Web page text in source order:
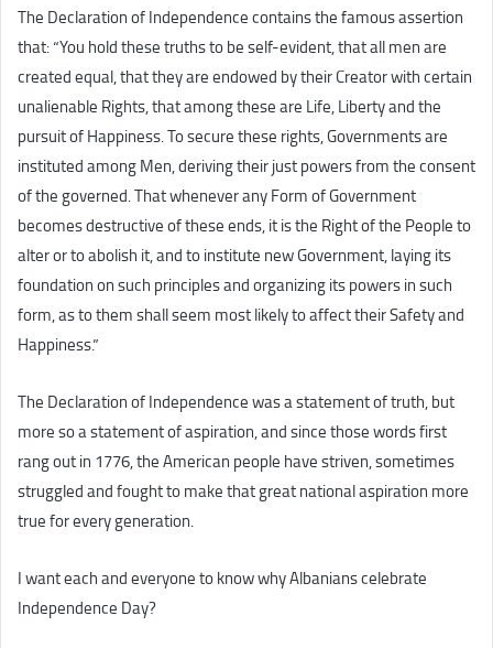
The Declaration of Independence contains the famous assertion
that: “You hold these truths to be self-evident, that all men are
created equal, that they are endowed by their Creator with certain
unalienable Rights, that among these are Life, Liberty and the
pursuit of Happiness. To secure these rights, Governments are
instituted among Men, deriving their just powers from the consent
of the governed. That whenever any Form of Government
becomes destructive of these ends, it is the Right of the People to
alter or to abolish it, and to institute new Government, laying its
foundation on such principles and organizing its powers in such
form, as to them shall seem most likely to affect their Safety and
Happiness.”
The Declaration of Independence was a statement of truth, but
more so a statement of aspiration, and since those words first
rang out in 1776, the American people have striven, sometimes
struggled and fought to make that great national aspiration more
true for every generation.
I want each and everyone to know why Albanians celebrate
Independence Day?